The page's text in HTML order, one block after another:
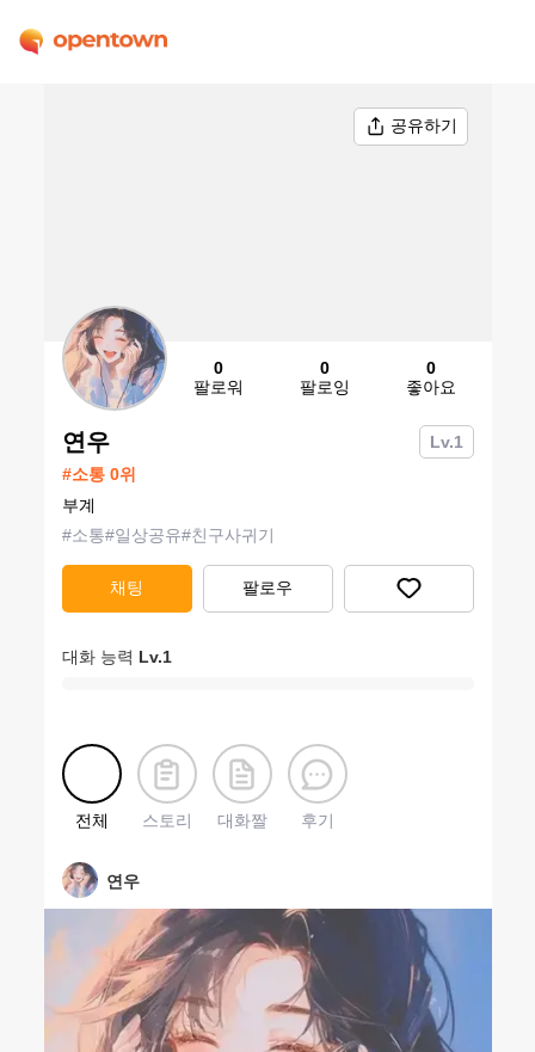
공유하기
0
팔로워
0
팔로잉
0
좋아요
연우 Lv.1
#소통 0위
부계
#소통#일상공유#친구사귀기
채팅 팔로우
대화 능력 Lv.1
전체 스토리 대화짤 후기
연우